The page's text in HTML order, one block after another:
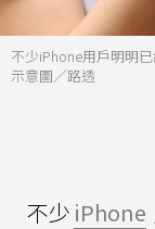
不少iPhone用戶明明
示意圖／路透
不少 iPhone